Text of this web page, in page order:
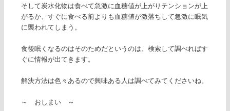
そして炭水化物は食べて急激に血糖値が上がりテンションが上
がるか、すぐに食べる前よりも血糖値が激落ちして急激に眠気
に襲われてしまう。
食後眠くなるのはそのためだというのは、検索して調べればす
ぐに情報が出てきます。
解決方法は色々あるので興味ある人は調べてみてくださいね。
～ おしまい ～